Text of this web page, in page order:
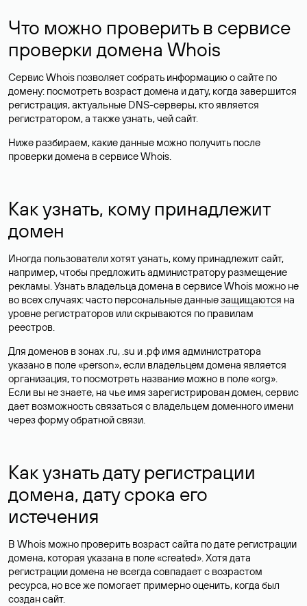
Что можно проверить в сервисе
проверки домена Whois
Сервис Whois позволяет собрать информацию о сайте по
домену: посмотреть возраст домена и дату, когда завершится
регистрация, актуальные DNS-серверы, кто является
регистратором, а также узнать, чей сайт.
Ниже разбираем, какие данные можно получить после
проверки домена в сервисе Whois.
Как узнать, кому принадлежит
домен
Иногда пользователи хотят узнать, кому принадлежит сайт,
например, чтобы предложить администратору размещение
рекламы. Узнать владельца домена в сервисе Whois можно не
во всех случаях: часто персональные данныезащищаются на
уровне регистраторов или скрываются по правилам
реестров.
Для доменов в зонах .ru, .su и .рф имя администратора
указано в поле «person», если владельцем домена является
организация, то посмотреть название можно в поле «org».
Если вы не знаете, на чье имя зарегистрирован домен, сервис
дает возможность связаться с владельцем доменного имени
через форму обратной связи.
Как узнать дату регистрации
домена, дату срока его
истечения
В Whois можно проверить возраст сайта по дате регистрации
домена, которая указана в поле «created». Хотя дата
регистрации домена не всегда совпадает с возрастом
ресурса, но все же помогает примерно оценить, когда был
создан сайт.